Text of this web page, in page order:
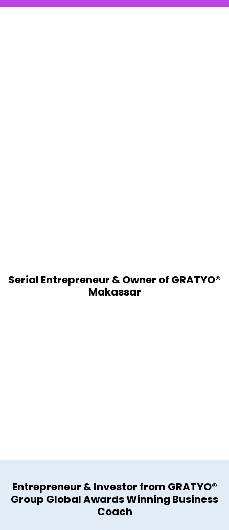
Serial Entrepreneur & Owner of GRATYO®
Makassar
Entrepreneur & Investor from GRATYO®
Group Global Awards Winning Business
Coach